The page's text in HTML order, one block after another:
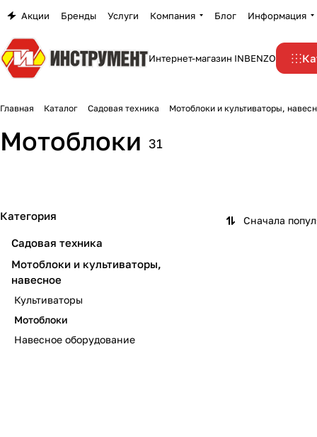
Акции Бренды Услуги Компания Блог Информация
Интернет-магазин INBENZO
Главная Каталог Садовая техника Мотоблоки и культиваторы,
Мотоблоки 31
Сначала
Категория
Садовая техника
Мотоблоки и культиваторы,
навесное
Культиваторы
Мотоблоки
Навесное оборудование